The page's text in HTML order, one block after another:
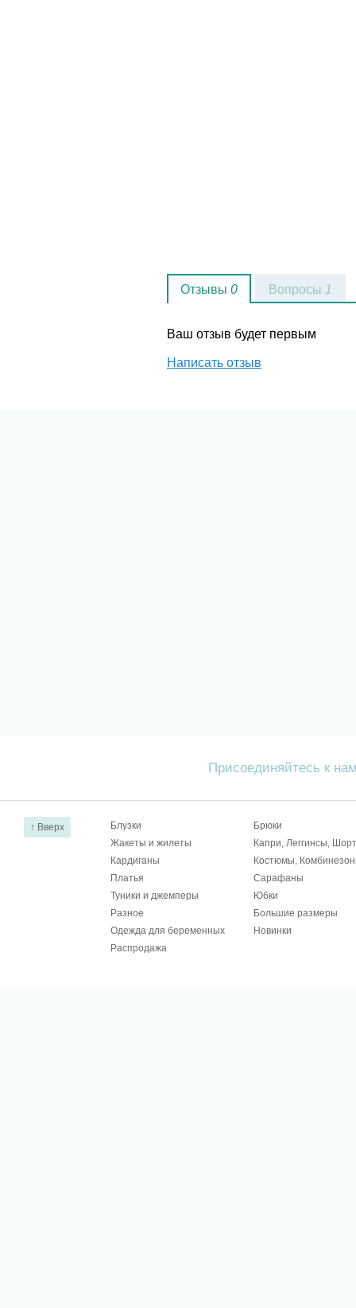
Отзывы 0
Ваш отзыв будет первым
Написать отзыв
Вопросы 1
Присоединяйтесь к
↑ Вверх Блузки
Брюки
Жакеты и жилеты
Капри, Леггинсы,
Кардиганы
Костюмы,
Платья
Сарафаны
Туники и джемперы
Юбки
Разное
Большие размеры
Одежда для беременных
Новинки
Распродажа